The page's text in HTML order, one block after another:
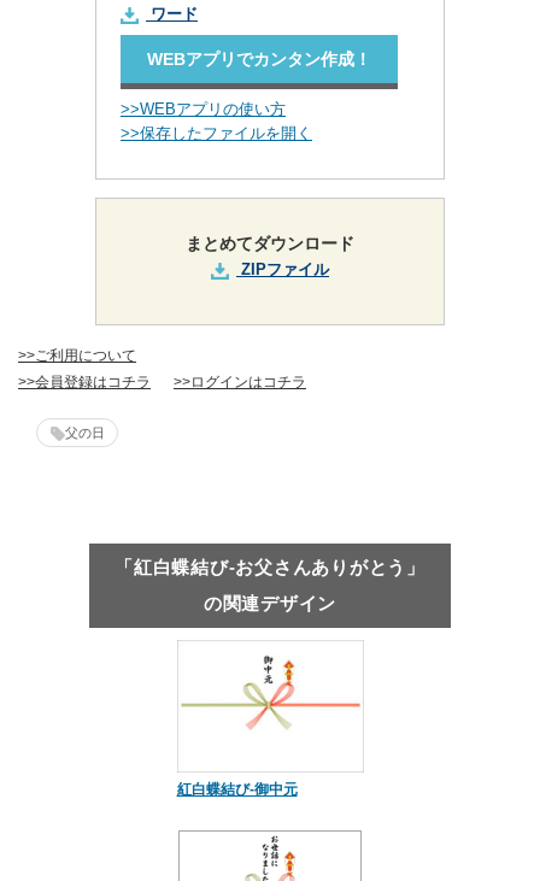
ワード
WEBアプリでカンタン作成！
>>WEBアプリの使い方
>>保存したファイルを開く
まとめてダウンロード
ZIPファイル
>>ご利用について
>>会員登録はコチラ
>>ログインはコチラ
父の日
「紅白蝶結び-お父さんありがとう」
の関連デザイン
紅白蝶結び-御中元